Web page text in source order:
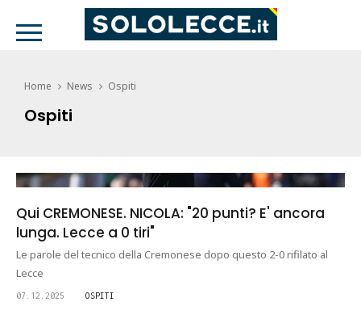
Home News Ospiti
Ospiti
Qui CREMONESE. NICOLA: "20 punti? E' ancora
lunga. Lecce a 0 tiri"
Le parole del tecnico della Cremonese dopo questo 2-0 rifilato al
Lecce
07.12.2025 OSPITI